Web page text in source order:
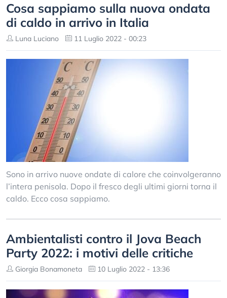
Cosa sappiamo sulla nuova ondata
di caldo in arrivo in Italia
Luna Luciano 11 Luglio 2022 - 00:23
Sono in arrivo nuove ondate di calore che coinvolgeranno
l’intera penisola. Dopo il fresco degli ultimi giorni torna il
caldo. Ecco cosa sappiamo.
Ambientalisti contro il Jova Beach
Party 2022: i motivi delle critiche
Giorgia Bonamoneta 10 Luglio 2022 - 13:36